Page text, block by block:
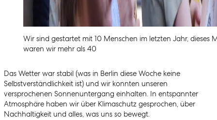
Wir sind gestartet mit 10 Menschen im letzten Jahr, dieses
waren wir mehr als 40
Das Wetter war stabil (was in Berlin diese Woche keine
Selbstverständlichkeit ist) und wir konnten unseren
versprochenen Sonnenuntergang einhalten. In entspannter
Atmosphäre haben wir über Klimaschutz gesprochen, über
Nachhaltigkeit und alles, was uns so bewegt.